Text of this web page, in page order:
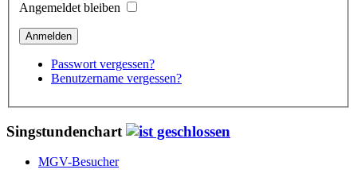
Angemeldet bleiben
Passwort vergessen?
Benutzername vergessen?
Singstundenchart
MGV-Besucher